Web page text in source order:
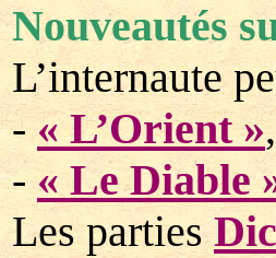
Nouveautés
L’internaute
- « L’Orient »
- « Le Diable
Les parties